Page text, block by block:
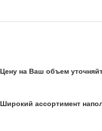
Цену на Ваш объем
Широкий ассортимент